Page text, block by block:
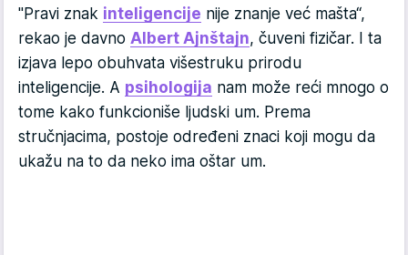
"Pravi znak inteligencije nije znanje već mašta“,
rekao je davno Albert Ajnštajn, čuveni fizičar. I ta
izjava lepo obuhvata višestruku prirodu
inteligencije. A psihologija nam može reći mnogo o
tome kako funkcioniše ljudski um. Prema
stručnjacima, postoje određeni znaci koji mogu da
ukažu na to da neko ima oštar um.